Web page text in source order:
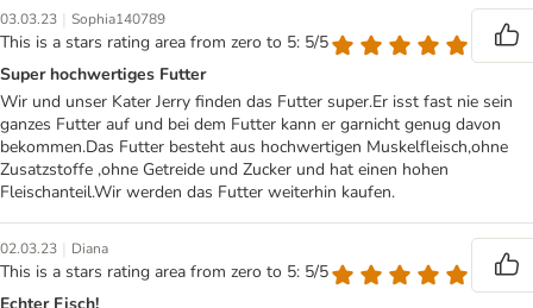
03.03.23 | Sophia140789
This is a stars rating area from zero to 5: 5/5
Super hochwertiges Futter
Wir und unser Kater Jerry finden das Futter super.Er isst fast nie sein
ganzes Futter auf und bei dem Futter kann er garnicht genug davon
bekommen.Das Futter besteht aus hochwertigen Muskelfleisch,ohne
Zusatzstoffe ,ohne Getreide und Zucker und hat einen hohen
Fleischanteil.Wir werden das Futter weiterhin kaufen.
02.03.23 | Diana
This is a stars rating area from zero to 5: 5/5